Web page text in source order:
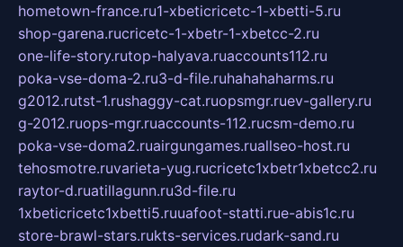
hometown-france.ru1-xbeticricetc-1-xbetti-5.ru
shop-garena.rucricetc-1-xbetr-1-xbetcc-2.ru
one-life-story.rutop-halyava.ruaccounts112.ru
poka-vse-doma-2.ru3-d-file.ruhahahaharms.ru
g2012.rutst-1.rushaggy-cat.ruopsmgr.ruev-gallery.ru
g-2012.ruops-mgr.ruaccounts-112.rucsm-demo.ru
poka-vse-doma2.ruairgungames.ruallseo-host.ru
tehosmotre.ruvarieta-yug.rucricetc1xbetr1xbetcc2.ru
raytor-d.ruatillagunn.ru3d-file.ru
1xbeticricetc1xbetti5.ruuafoot-statti.rue-abis1c.ru
store-brawl-stars.rukts-services.rudark-sand.ru